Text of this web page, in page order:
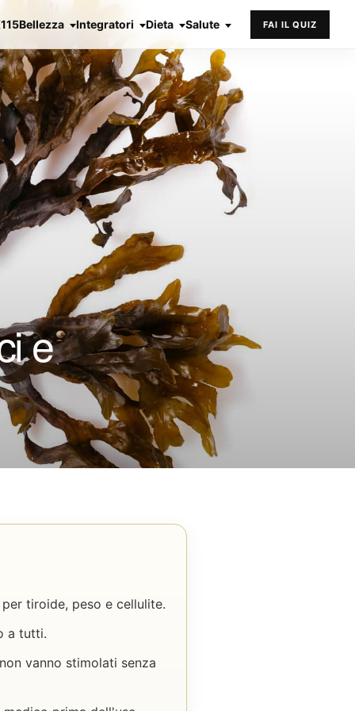
Bellezza Integratori Dieta Salute FAI IL QUIZ
e
tiroide, peso e cellulite.
a tutti.
vanno stimolati senza